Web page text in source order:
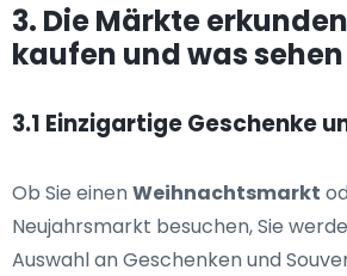
3. Die Märkte
kaufen und was sehen
3.1 Einzigartige Geschenke
Ob Sie einenWeihnachtsmarkt
Neujahrsmarkt besuchen, Sie
Auswahl an Geschenken und